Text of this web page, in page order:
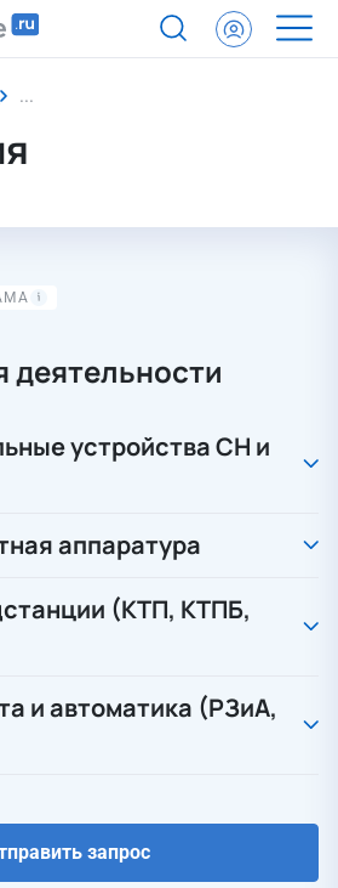
Продукция
деятельности
устройства СН и
аппаратура
(КТП, КТПБ,
и автоматика (РЗиА,
запрос